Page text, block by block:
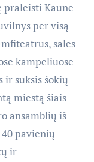
Kaune
per visą
sales
kampeliuose
ir suksis šokių
miestą šiais
ansamblių iš
pavienių
ir